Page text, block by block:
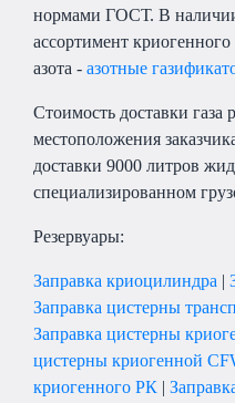
нормами ГОСТ. В
ассортимент
азота - азотные
Стоимость доставки газа
местоположения
доставки 9000 литров
специализированном
Резервуары:
Заправка криоцилиндра |
Заправка цистерны
Заправка цистерны
цистерны криогенной
криогенного РК |